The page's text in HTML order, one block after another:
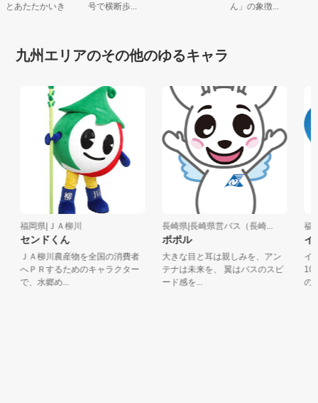
とあたたかいき
号で横断歩...
ん」の象徴...
九州エリアのその他のゆるキャラ
福岡県|ＪＡ柳川
センドくん
ＪＡ柳川農産物を全国の消費者
へＰＲするためのキャラクター
で、水郷め...
長崎県|長崎県営バス（長崎...
ポポル
大きな目と耳は親しみを、アン
テナは未来を、 翼はバスのスピ
ード感を...
福
イ
イ
100
の形